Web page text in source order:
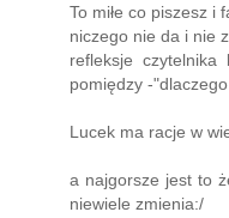
To miłe co piszesz i
niczego nie da i nie
refleksje
pomiędzy -
Lucek ma racje w
a najgorsze jest to
niewiele zmienia:/